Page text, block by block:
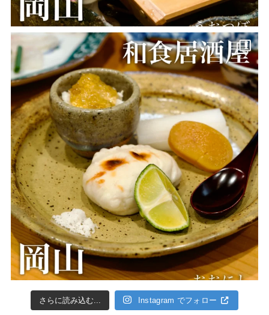
さらに読み込む... Instagram でフォロー